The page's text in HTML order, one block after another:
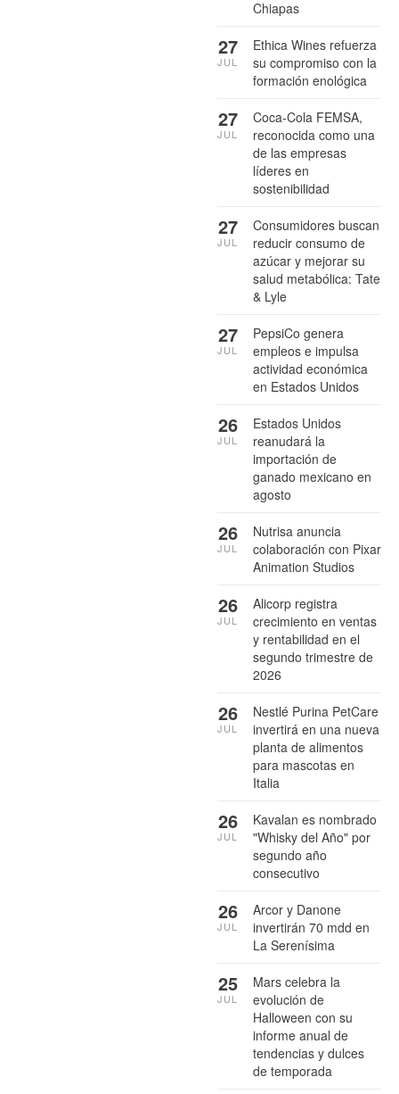
Chiapas
Ethica Wines refuerza
su compromiso con la
formación enológica
27
JUL
Coca-Cola FEMSA,
reconocida como una
de las empresas
líderes en
sostenibilidad
27
JUL
Consumidores buscan
reducir consumo de
azúcar y mejorar su
salud metabólica: Tate
& Lyle
27
JUL
PepsiCo genera
empleos e impulsa
actividad económica
en Estados Unidos
27
JUL
Estados Unidos
reanudará la
importación de
ganado mexicano en
agosto
26
JUL
Nutrisa anuncia
colaboración con Pixar
Animation Studios
26
JUL
Alicorp registra
crecimiento en ventas
y rentabilidad en el
segundo trimestre de
2026
26
JUL
Nestlé Purina PetCare
invertirá en una nueva
planta de alimentos
para mascotas en
Italia
26
JUL
Kavalan es nombrado
"Whisky del Año" por
segundo año
consecutivo
26
JUL
Arcor y Danone
invertirán 70 mdd en
La Serenísima
26
JUL
Mars celebra la
evolución de
Halloween con su
informe anual de
tendencias y dulces
de temporada
25
JUL